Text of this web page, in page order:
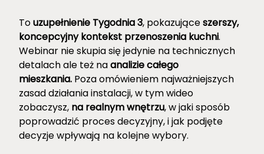
Touzupełnienie Tygodnia 3, pokazująceszerszy,
koncepcyjny kontekst przenoszenia kuchni.
Webinar nie skupia się jedynie na technicznych
detalach ale też naanalizie całego
mieszkania. Poza omówieniem najważniejszych
zasad działania instalacji, w tym wideo
zobaczysz, na realnym wnętrzu, w jaki sposób
poprowadzić proces decyzyjny, i jak podjęte
decyzje wpływają na kolejne wybory.